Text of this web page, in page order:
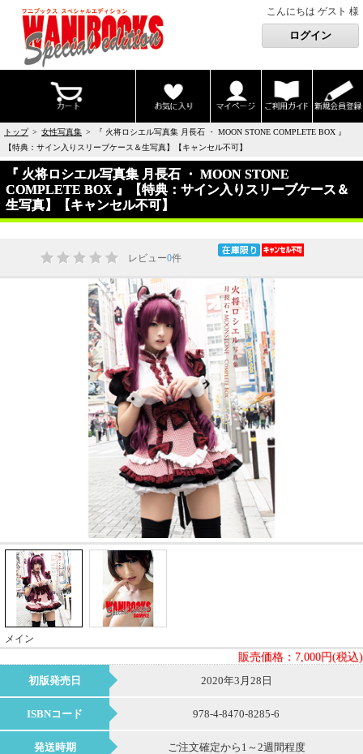
こんにちは ゲスト 様
トップ> 女性写真集 > 『 火将ロシエル写真集 月長石 ・ MOON STONE COMPLETE BOX 』
【特典：サイン入りスリーブケース＆生写真】【キャンセル不可】
『 火将ロシエル写真集 月長石 ・ MOON STONE
COMPLETE BOX 』【特典：サイン入りスリーブケース＆
生写真】【キャンセル不可】
レビュー0件
メイン
販売価格： 7,000円(税込)
初版発売日
2020年3月28日
ISBNコード 978-4-8470-8285-6
発送時期 ご注文確定から1～2週間程度